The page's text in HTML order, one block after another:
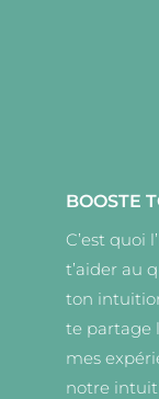
BOOSTE
C’est quoi
t’aider au
ton
te partage
mes
notre